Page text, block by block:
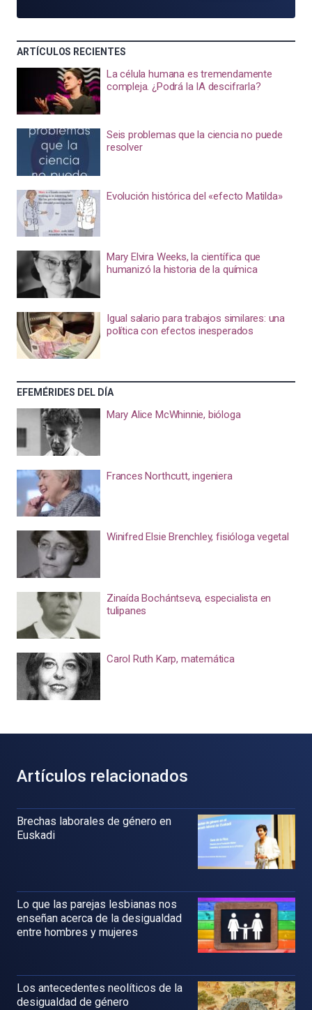
ARTÍCULOS RECIENTES
La célula humana es tremendamente
compleja. ¿Podrá la IA descifrarla?
Seis problemas que la ciencia no puede
resolver
Evolución histórica del «efecto Matilda»
Mary Elvira Weeks, la científica que
humanizó la historia de la química
Igual salario para trabajos similares: una
política con efectos inesperados
EFEMÉRIDES DEL DÍA
Mary Alice McWhinnie, bióloga
Frances Northcutt, ingeniera
Winifred Elsie Brenchley, fisióloga vegetal
Zinaída Bochántseva, especialista en
tulipanes
Carol Ruth Karp, matemática
Artículos relacionados
Brechas laborales de género en
Euskadi
Lo que las parejas lesbianas nos
enseñan acerca de la desigualdad
entre hombres y mujeres
Los antecedentes neolíticos de la
desigualdad de género